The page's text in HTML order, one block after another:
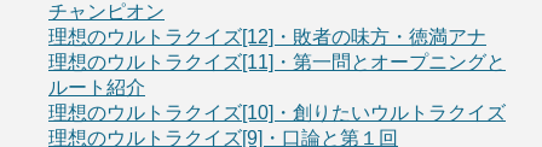
チャンピオン
理想のウルトラクイズ[12]・敗者の味方・徳満アナ
理想のウルトラクイズ[11]・第一問とオープニングと
ルート紹介
理想のウルトラクイズ[10]・創りたいウルトラクイズ
理想のウルトラクイズ[9]・口論と第１回